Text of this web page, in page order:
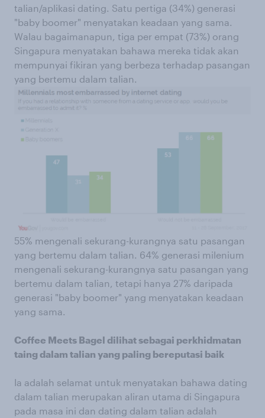
talian/aplikasi dating. Satu pertiga (34%) generasi
"baby boomer" menyatakan keadaan yang sama.
Walau bagaimanapun, tiga per empat (73%) orang
Singapura menyatakan bahawa mereka tidak akan
mempunyai fikiran yang berbeza terhadap pasangan
yang bertemu dalam talian.
55% mengenali sekurang-kurangnya satu pasangan
yang bertemu dalam talian. 64% generasi milenium
mengenali sekurang-kurangnya satu pasangan yang
bertemu dalam talian, tetapi hanya 27% daripada
generasi "baby boomer" yang menyatakan keadaan
yang sama.
Coffee Meets Bagel dilihat sebagai perkhidmatan
taing dalam talian yang paling bereputasi baik
Ia adalah selamat untuk menyatakan bahawa dating
dalam talian merupakan aliran utama di Singapura
pada masa ini dan dating dalam talian adalah